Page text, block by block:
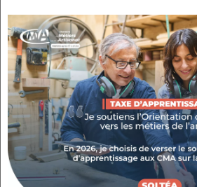
concentrer sur chacune de
après les autres et d'avoir le
beaucoup de choses en une
valoriser et de vous motiver sur
SUIVI FINANCIER
Le suivi financier est un pilier
gestion quotidienne d'une